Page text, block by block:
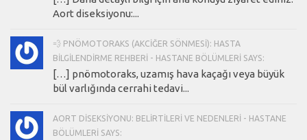
Aort diseksiyonu:...
💨 PNÖMOTORAKS (AKCIĞER SÖNMESI): HASTA
BILGILENDIRME REHBERI - HASTANE BÖLÜMLERI SAYS:
[…] pnömotoraks, uzamış hava kaçağı veya büyük
bül varlığında cerrahi tedavi...
AORT DISEKSIYONU: BELIRTILERI VE NEDENLERI - HASTANE
BÖLÜMLERI SAYS: